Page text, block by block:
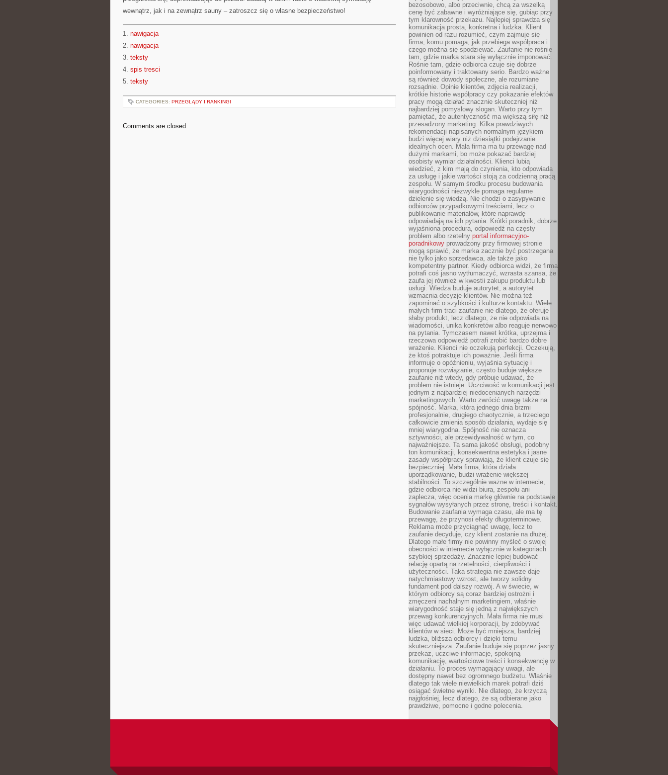
wewnątrz, jak i na zewnątrz sauny – zatroszcz się o własne bezpieczeństwo!
1. nawigacja
2. nawigacja
3. teksty
4. spis tresci
5. teksty
CATEGORIES: PRZEGLĄDY I RANKINGI
Comments are closed.
bezosobowo, albo przeciwnie, chcą za wszelką
cenę być zabawne i wyróżniające się, gubiąc przy
tym klarowność przekazu. Najlepiej sprawdza się
komunikacja prosta, konkretna i ludzka. Klient
powinien od razu rozumieć, czym zajmuje się
firma, komu pomaga, jak przebiega współpraca i
czego można się spodziewać. Zaufanie nie rośnie
tam, gdzie marka stara się wyłącznie imponować.
Rośnie tam, gdzie odbiorca czuje się dobrze
poinformowany i traktowany serio. Bardzo ważne
są również dowody społeczne, ale rozumiane
rozsądnie. Opinie klientów, zdjęcia realizacji,
krótkie historie współpracy czy pokazanie efektów
pracy mogą działać znacznie skuteczniej niż
najbardziej pomysłowy slogan. Warto przy tym
pamiętać, że autentyczność ma większą siłę niż
przesadzony marketing. Kilka prawdziwych
rekomendacji napisanych normalnym językiem
budzi więcej wiary niż dziesiątki podejrzanie
idealnych ocen. Mała firma ma tu przewagę nad
dużymi markami, bo może pokazać bardziej
osobisty wymiar działalności. Klienci lubią
wiedzieć, z kim mają do czynienia, kto odpowiada
za usługę i jakie wartości stoją za codzienną pracą
zespołu. W samym środku procesu budowania
wiarygodności niezwykle pomaga regularne
dzielenie się wiedzą. Nie chodzi o zasypywanie
odbiorców przypadkowymi treściami, lecz o
publikowanie materiałów, które naprawdę
odpowiadają na ich pytania. Krótki poradnik, dobrze
wyjaśniona procedura, odpowiedź na częsty
problem albo rzetelny portal informacyjno-
poradnikowy prowadzony przy firmowej stronie
mogą sprawić, że marka zacznie być postrzegana
nie tylko jako sprzedawca, ale także jako
kompetentny partner. Kiedy odbiorca widzi, że firma
potrafi coś jasno wytłumaczyć, wzrasta szansa, że
zaufa jej również w kwestii zakupu produktu lub
usługi. Wiedza buduje autorytet, a autorytet
wzmacnia decyzje klientów. Nie można też
zapominać o szybkości i kulturze kontaktu. Wiele
małych firm traci zaufanie nie dlatego, że oferuje
słaby produkt, lecz dlatego, że nie odpowiada na
wiadomości, unika konkretów albo reaguje nerwowo
na pytania. Tymczasem nawet krótka, uprzejma i
rzeczowa odpowiedź potrafi zrobić bardzo dobre
wrażenie. Klienci nie oczekują perfekcji. Oczekują,
że ktoś potraktuje ich poważnie. Jeśli firma
informuje o opóźnieniu, wyjaśnia sytuację i
proponuje rozwiązanie, często buduje większe
zaufanie niż wtedy, gdy próbuje udawać, że
problem nie istnieje. Uczciwość w komunikacji jest
jednym z najbardziej niedocenianych narzędzi
marketingowych. Warto zwrócić uwagę także na
spójność. Marka, która jednego dnia brzmi
profesjonalnie, drugiego chaotycznie, a trzeciego
całkowicie zmienia sposób działania, wydaje się
mniej wiarygodna. Spójność nie oznacza
sztywności, ale przewidywalność w tym, co
najważniejsze. Ta sama jakość obsługi, podobny
ton komunikacji, konsekwentna estetyka i jasne
zasady współpracy sprawiają, że klient czuje się
bezpieczniej. Mała firma, która działa
uporządkowanie, budzi wrażenie większej
stabilności. To szczególnie ważne w internecie,
gdzie odbiorca nie widzi biura, zespołu ani
zaplecza, więc ocenia markę głównie na podstawie
sygnałów wysyłanych przez stronę, treści i kontakt.
Budowanie zaufania wymaga czasu, ale ma tę
przewagę, że przynosi efekty długoterminowe.
Reklama może przyciągnąć uwagę, lecz to
zaufanie decyduje, czy klient zostanie na dłużej.
Dlatego małe firmy nie powinny myśleć o swojej
obecności w internecie wyłącznie w kategoriach
szybkiej sprzedaży. Znacznie lepiej budować
relację opartą na rzetelności, cierpliwości i
użyteczności. Taka strategia nie zawsze daje
natychmiastowy wzrost, ale tworzy solidny
fundament pod dalszy rozwój. A w świecie, w
którym odbiorcy są coraz bardziej ostrożni i
zmęczeni nachalnym marketingiem, właśnie
wiarygodność staje się jedną z największych
przewag konkurencyjnych. Mała firma nie musi
więc udawać wielkiej korporacji, by zdobywać
klientów w sieci. Może być mniejsza, bardziej
ludzka, bliższa odbiorcy i dzięki temu
skuteczniejsza. Zaufanie buduje się poprzez jasny
przekaz, uczciwe informacje, spokojną
komunikację, wartościowe treści i konsekwencję w
działaniu. To proces wymagający uwagi, ale
dostępny nawet bez ogromnego budżetu. Właśnie
dlatego tak wiele niewielkich marek potrafi dziś
osiągać świetne wyniki. Nie dlatego, że krzyczą
najgłośniej, lecz dlatego, że są odbierane jako
prawdziwe, pomocne i godne polecenia.